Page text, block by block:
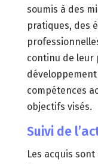
soumis à des
pratiques, des
continu de leur
compétences
objectifs visés.
Suivi de
Les acquis